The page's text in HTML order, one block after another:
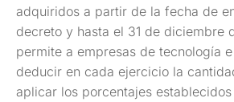
adquiridos a partir de la fecha de
decreto y hasta el 31 de diciembre
permite a empresas de tecnología
deducir en cada ejercicio la
aplicar los porcentajes